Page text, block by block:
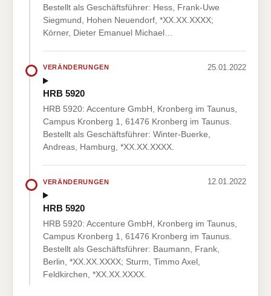
Bestellt als Geschäftsführer: Hess, Frank-Uwe
Siegmund, Hohen Neuendorf, *XX.XX.XXXX;
Körner, Dieter Emanuel Michael…
VERÄNDERUNGEN 25.01.2022
HRB 5920
HRB 5920: Accenture GmbH, Kronberg im Taunus,
Campus Kronberg 1, 61476 Kronberg im Taunus.
Bestellt als Geschäftsführer: Winter-Buerke,
Andreas, Hamburg, *XX.XX.XXXX.
VERÄNDERUNGEN 12.01.2022
HRB 5920
HRB 5920: Accenture GmbH, Kronberg im Taunus,
Campus Kronberg 1, 61476 Kronberg im Taunus.
Bestellt als Geschäftsführer: Baumann, Frank,
Berlin, *XX.XX.XXXX; Sturm, Timmo Axel,
Feldkirchen, *XX.XX.XXXX.